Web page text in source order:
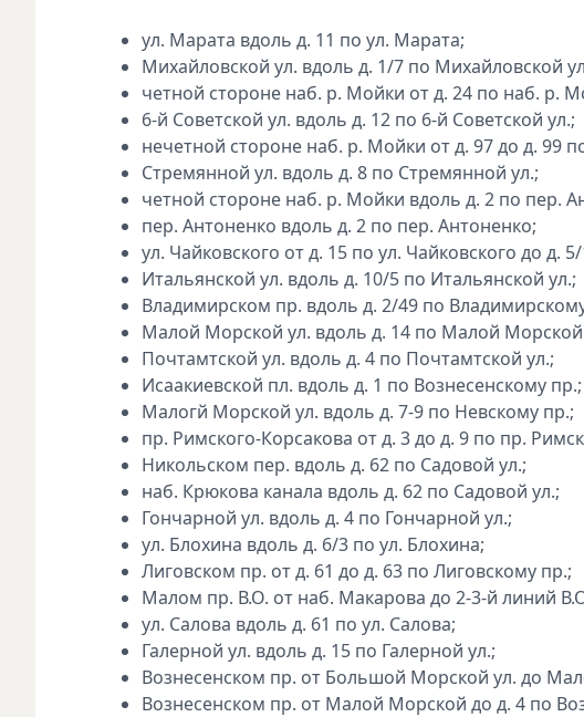
ул. Марата вдоль д. 11 по ул. Марата;
Михайловской ул. вдоль д. 1/7 по Михайловской
четной стороне наб. р. Мойки от д. 24 по наб. р.
6-й Советской ул. вдоль д. 12 по 6-й Советской ул.;
нечетной стороне наб. р. Мойки от д. 97 до д. 99
Стремянной ул. вдоль д. 8 по Стремянной ул.;
четной стороне наб. р. Мойки вдоль д. 2 по пер.
пер. Антоненко вдоль д. 2 по пер. Антоненко;
ул. Чайковского от д. 15 по ул. Чайковского до д.
Итальянской ул. вдоль д. 10/5 по Итальянской ул.;
Владимирском пр. вдоль д. 2/49 по
Малой Морской ул. вдоль д. 14 по Малой Морской
Почтамтской ул. вдоль д. 4 по Почтамтской ул.;
Исаакиевской пл. вдоль д. 1 по Вознесенскому пр.;
Малогй Морской ул. вдоль д. 7-9 по Невскому пр.;
пр. Римского-Корсакова от д. 3 до д. 9 по пр.
Никольском пер. вдоль д. 62 по Садовой ул.;
наб. Крюкова канала вдоль д. 62 по Садовой ул.;
Гончарной ул. вдоль д. 4 по Гончарной ул.;
ул. Блохина вдоль д. 6/3 по ул. Блохина;
Лиговском пр. от д. 61 до д. 63 по Лиговскому пр.;
Малом пр. В.О. от наб. Макарова до 2-3-й линий
ул. Салова вдоль д. 61 по ул. Салова;
Галерной ул. вдоль д. 15 по Галерной ул.;
Вознесенском пр. от Большой Морской ул. до
Вознесенском пр. от Малой Морской до д. 4 по